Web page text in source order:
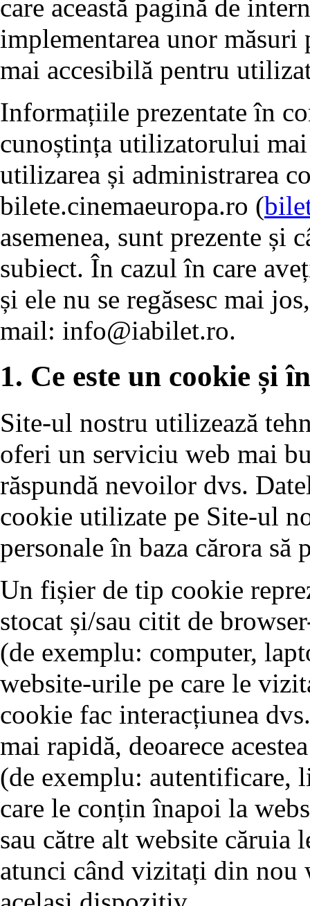
care această pagină de
implementarea unor
mai accesibilă pentru
Informațiile prezentate în
cunoștința utilizatorului
utilizarea și administrarea
bilete.cinemaeuropa.ro (
asemenea, sunt prezente și
subiect. În cazul în care
și ele nu se regăsesc mai
mail: info@iabilet.ro.
1. Ce este un cookie și
Site-ul nostru utilizează
oferi un serviciu web mai
răspundă nevoilor dvs.
cookie utilizate pe Site-ul
personale în baza cărora
Un fișier de tip cookie
stocat și/sau citit de
(de exemplu: computer,
website-urile pe care le
cookie fac interacțiunea
mai rapidă, deoarece
(de exemplu:
care le conțin înapoi la
sau către alt website
atunci când vizitați din nou